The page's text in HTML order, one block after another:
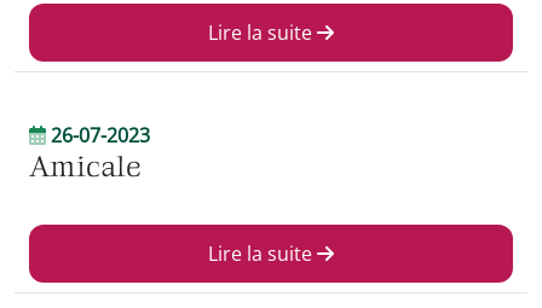
Lire la suite
26-07-2023
Amicale
Lire la suite